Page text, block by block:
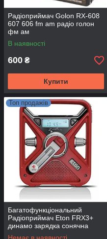
Радіоприймач Golon RX-608
607 606 fm am радіо голон
фм ам
В наявності
600 ₴
Купити
Топ продажів
Багатофункціональний
Радіоприймач Eton FRX3+
динамо зарядка сонячна
панель повербанк